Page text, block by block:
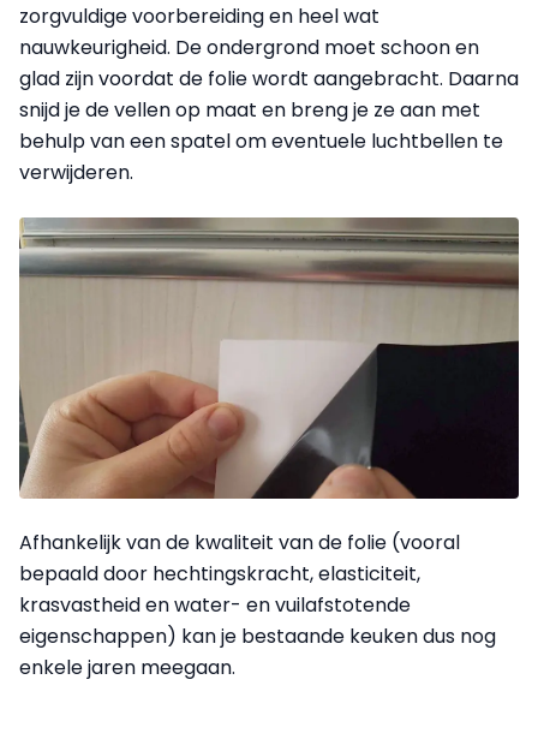
zorgvuldige voorbereiding en heel wat
nauwkeurigheid. De ondergrond moet schoon en
glad zijn voordat de folie wordt aangebracht. Daarna
snijd je de vellen op maat en breng je ze aan met
behulp van een spatel om eventuele luchtbellen te
verwijderen.
Afhankelijk van de kwaliteit van de folie (vooral
bepaald door hechtingskracht, elasticiteit,
krasvastheid en water- en vuilafstotende
eigenschappen) kan je bestaande keuken dus nog
enkele jaren meegaan.